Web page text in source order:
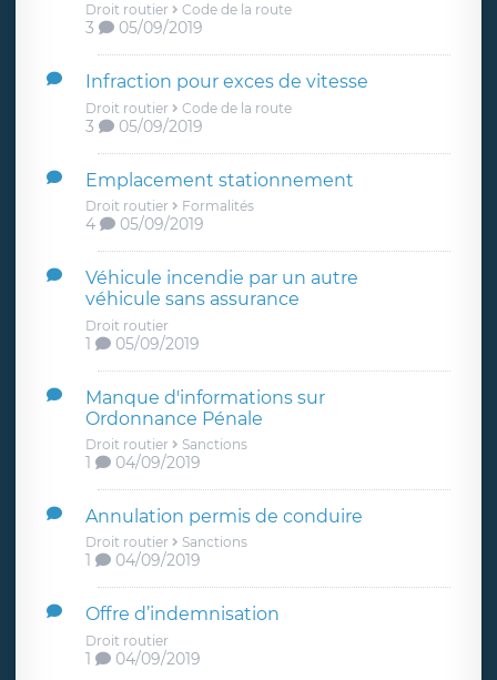
Droit routier Code de la route
3 05/09/2019
Infraction pour exces de vitesse
Droit routier Code de la route
3 05/09/2019
Emplacement stationnement
Droit routier Formalités
4 05/09/2019
Véhicule incendie par un autre
véhicule sans assurance
Droit routier
1 05/09/2019
Manque d'informations sur
Ordonnance Pénale
Droit routier Sanctions
1 04/09/2019
Annulation permis de conduire
Droit routier Sanctions
1 04/09/2019
Offre d’indemnisation
Droit routier
1 04/09/2019